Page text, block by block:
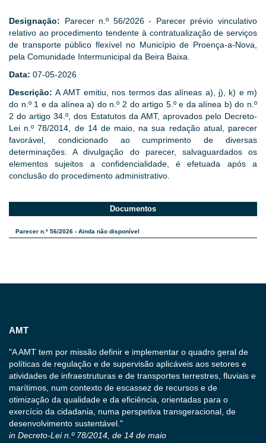
Designação: Parecer n.º 56/2026 - Parecer prévio vinculativo
relativo ao procedimento tendente à contratualização de serviços
de transporte público flexível no Município de Proença-a-Nova,
pela Comunidade Intermunicipal da Beira Baixa.
Data: 07-05-2026
Descrição:A AMT emitiu, nos termos das alíneas a), j), k) e m)
do n.º 1 e da alínea a) do n.º 2 do artigo 5.º e da alínea b) do n.º
2 do artigo 34.º, dos Estatutos da AMT, aprovados pelo Decreto-
Lei n.º 78/2014, de 14 de maio, na sua redação atual, parecer
favorável, condicionado ao cumprimento de diversas
determinações. A divulgação do parecer, salvaguardados os
elementos sujeitos a confidencialidade, é efetuada após a
conclusão do procedimento administrativo.
Documentos
Parecer n.º 56/2026 - Ainda não disponível
AMT
"A AMT tem por missão definir e implementar o quadro geral de
políticas de regulação e de supervisão aplicáveis aos setores e
atividades de infraestruturas e de transportes terrestres, fluviais e
marítimos, num contexto de escassez de recursos e de
otimização da qualidade e da eficiência, orientadas para o
exercício da cidadania, numa perspetiva transgeracional, de
desenvolvimento sustentável."
in Decreto-Lei n.º 78/2014, de 14 de maio